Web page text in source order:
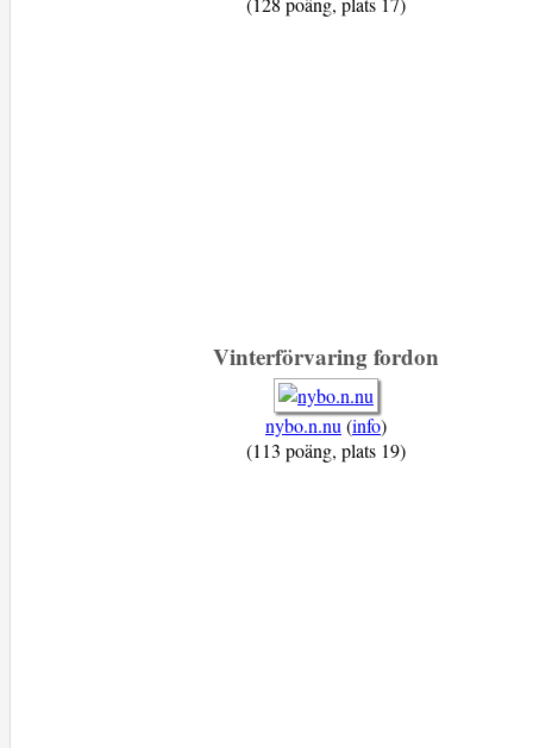
Vinterförvaring fordon
nybo.n.nu (info)
(113 poäng, plats 19)